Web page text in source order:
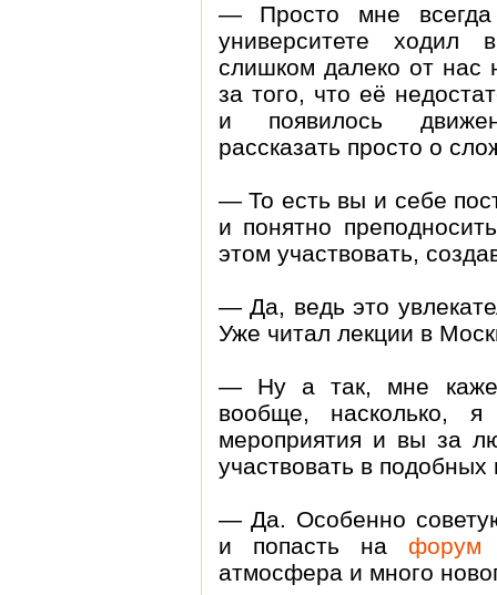
— Просто мне
университете ходил
слишком далеко от нас
за того, что её
и появилось
рассказать просто о
— То есть вы и себе
и понятно
этом участвовать,
— Да, ведь это
Уже читал лекции в
— Ну а так, мне
вообще, насколько,
мероприятия и вы за
участвовать в
— Да. Особенно
и попасть на форум
атмосфера и много